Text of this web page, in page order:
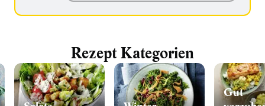
Rezept Kategorien
Gut